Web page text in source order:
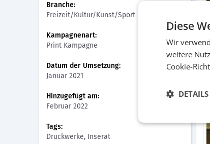
Branche:
Freizeit/Kultur/Kunst/Sport
Kampagnenart:
Print Kampagne
Datum der Umsetzung:
Januar 2021
Hinzugefügt am:
Februar 2022
Tags:
Druckwerke, Inserat
Diese
Wir
weitere
Cookie-